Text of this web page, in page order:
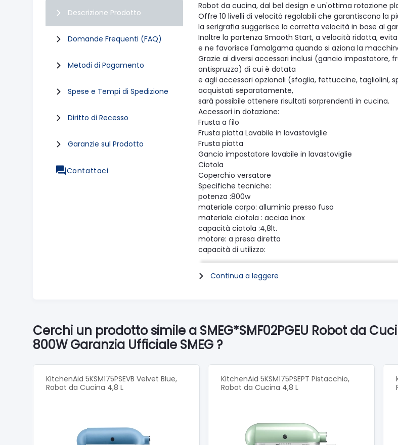
Descrizione Prodotto
Domande Frequenti (FAQ)
Metodi di Pagamento
Spese e Tempi di Spedizione
Diritto di Recesso
Garanzie sul Prodotto
Contattaci
Robot da cucina, dal bel design e un'ottima rotazione
Offre 10 livelli di velocità regolabili che garantiscono la
la serigrafia suggerisce la corretta velocità in base al
Inoltre la partenza Smooth Start, a velocità ridotta,
e ne favorisce l'amalgama quando si aziona la
Grazie ai diversi accessori inclusi (gancio
antispruzzo) di cui è dotata
e agli accessori opzionali (sfoglia, fettuccine, tagliolini,
acquistati separatamente,
sarà possibile ottenere risultati sorprendenti in cucina.
Accessori in dotazione:
Frusta a filo
Frusta piatta Lavabile in lavastoviglie
Frusta piatta
Gancio impastatore lavabile in lavastoviglie
Ciotola
Coperchio versatore
Specifiche tecniche:
potenza :800w
materiale corpo: alluminio presso fuso
materiale ciotola : acciao inox
capacità ciotola :4,8lt.
motore: a presa diretta
capacità di utilizzo:
Albumi max: 12
Albumi min: 2
Impasto per dolci max: 2,6 Kg
Panna montata max: 1 l
Panna montata min: 100 ml
lunghezza cavo: 1mt.
Continua a leggere
Cerchi un prodotto simile a SMEG*SMF02PGEU Robot da
800W Garanzia Ufficiale SMEG ?
KitchenAid 5KSM175PSEVB Velvet Blue,
Robot da Cucina 4,8 L
KitchenAid 5KSM175PSEPT Pistacchio,
Robot da Cucina 4,8 L